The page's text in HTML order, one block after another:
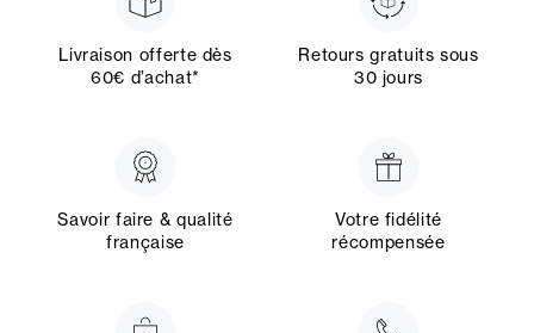
Livraison offerte dès
60€ d’achat*
Retours gratuits sous
30 jours
Savoir faire & qualité
française
Votre fidélité
récompensée